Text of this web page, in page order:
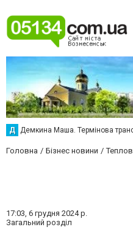
Д Демкина Маша. Термінова
Головна Бізнес новини
17:03, 6 грудня 2024 р.
Загальний розділ